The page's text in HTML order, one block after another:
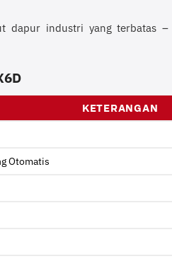
dapur industri yang terbatas
KETERANGAN
Otomatis